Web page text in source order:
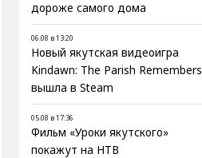
дороже самого дома
06.08 в 13:20
Новый якутская видеоигра
Kindawn: The Parish Remembers
вышла в Steam
05.08 в 17:36
Фильм «Уроки якутского»
покажут на НТВ